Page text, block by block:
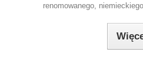
renomowanego,